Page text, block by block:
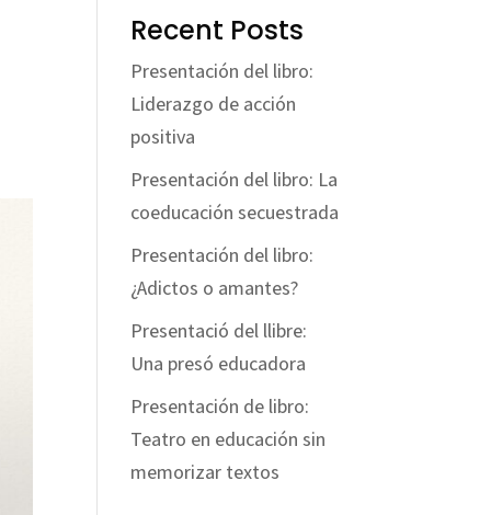
Recent Posts
Presentación del libro:
Liderazgo de acción
positiva
Presentación del libro: La
coeducación secuestrada
Presentación del libro:
¿Adictos o amantes?
Presentació del llibre:
Una presó educadora
Presentación de libro:
Teatro en educación sin
memorizar textos